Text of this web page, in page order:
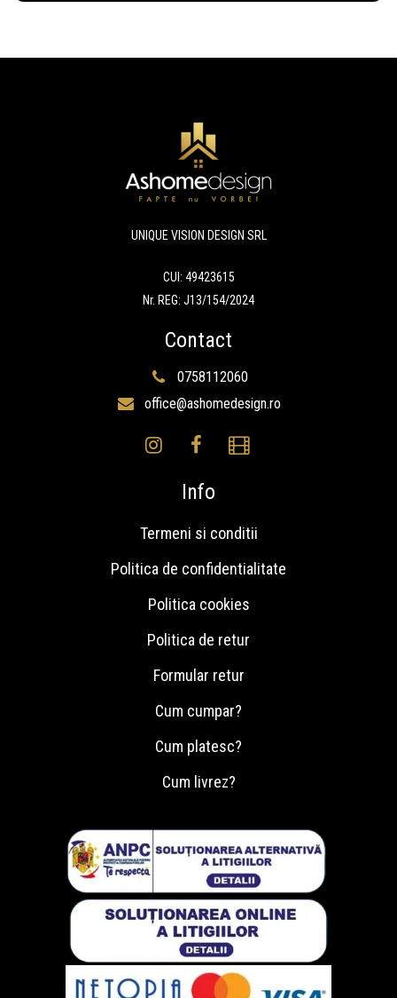
UNIQUE VISION DESIGN SRL
CUI: 49423615
Nr. REG: J13/154/2024
Contact
0758112060
office@ashomedesign.ro
Info
Termeni si conditii
Politica de confidentialitate
Politica cookies
Politica de retur
Formular retur
Cum cumpar?
Cum platesc?
Cum livrez?